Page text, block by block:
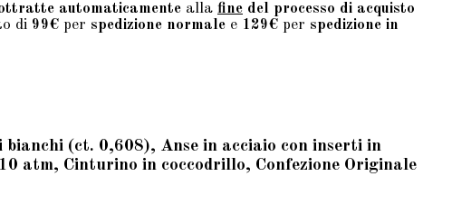
automaticamente alla fine del processo di acquisto
di 99€ per spedizione normale e 129€ per spedizione in
(ct. 0,608), Anse in acciaio con inserti in
atm, Cinturino in coccodrillo, Confezione Originale